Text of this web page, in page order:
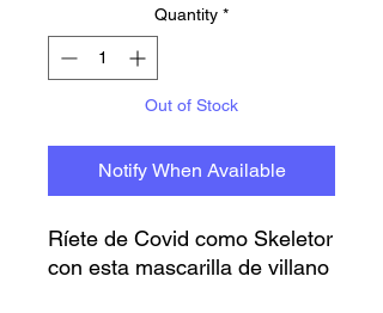
Quantity *
Out of Stock
Notify When Available
Ríete de Covid como Skeletor
con esta mascarilla de villano